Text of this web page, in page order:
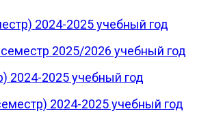
2024-2025 учебный год
2025/2026 учебный год
2024-2025 учебный год
2024-2025 учебный год